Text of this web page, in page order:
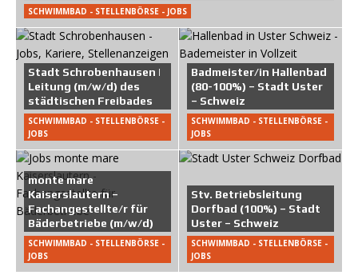
SCHWIMMBAD - STELLENBÖRSE - JOBS
Stadt Schrobenhausen |
Leitung (m/w/d) des
städtischen Freibades
SCHWIMMBAD - STELLENBÖRSE -
JOBS
Badmeister/in Hallenbad
(80-100%) – Stadt Uster
– Schweiz
SCHWIMMBAD - STELLENBÖRSE -
JOBS
monte mare
Kaiserslautern –
Fachangestellte/r für
Bäderbetriebe (m/w/d)
SCHWIMMBAD - STELLENBÖRSE -
JOBS
Stv. Betriebsleitung
Dorfbad (100%) – Stadt
Uster – Schweiz
SCHWIMMBAD - STELLENBÖRSE -
JOBS